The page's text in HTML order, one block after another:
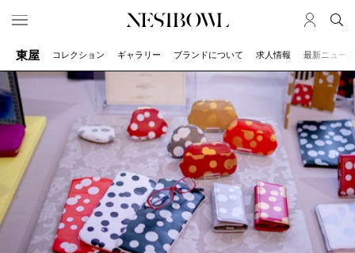
HOME JOB
新着求人
ブランド一覧
JOURNAL
インタビュー
エデュケーション
ニュース＆イベント
COLLABORATION
コラボ募集一覧
コラボ募集記事
コラボ実績案内
東屋 コレクション ギャラリー ブランドについて 求人情報 最新ニュー